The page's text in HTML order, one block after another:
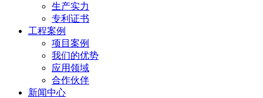
生产实力
专利证书
工程案例
项目案例
我们的优势
应用领域
合作伙伴
新闻中心